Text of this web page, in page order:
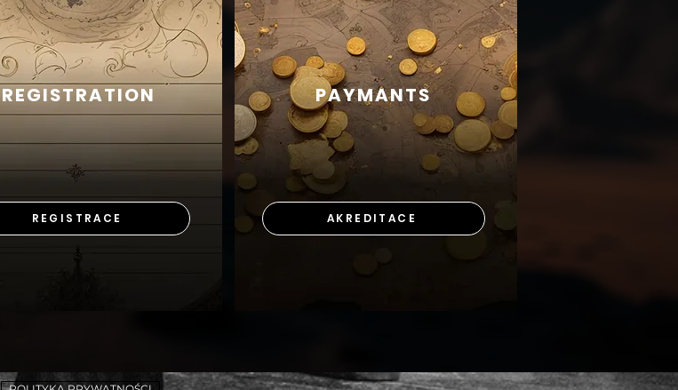
REGISTRATION
REGISTRACE
PAYMANTS
AKREDITACE